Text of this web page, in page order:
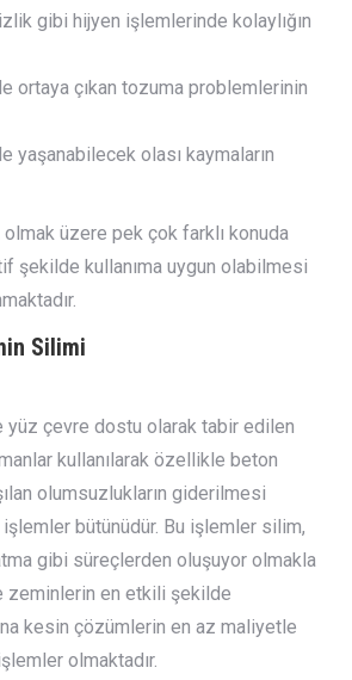
gibi hijyen işlemlerinde kolaylığın
ortaya çıkan tozuma problemlerinin
yaşanabilecek olası kaymaların
üzere pek çok farklı konuda
şekilde kullanıma uygun olabilmesi
Silimi
yüz çevre dostu olarak tabir edilen
kullanılarak özellikle beton
olumsuzlukların giderilmesi
işlemler bütünüdür. Bu işlemler silim,
gibi süreçlerden oluşuyor olmakla
zeminlerin en etkili şekilde
kesin çözümlerin en az maliyetle
olmaktadır.